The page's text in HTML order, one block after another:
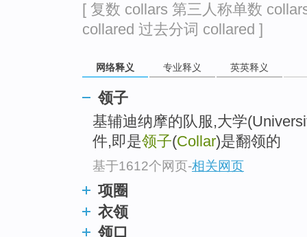
[ 复数 collars 第三人称单数
collared 过去分词 collared ]
网络释义 专业释义 英英释义
领子
基辅迪纳摩的队服,大学
件,即是领子(Collar)是翻领的
基于1612个网页-相关网页
项圈
衣领
领口